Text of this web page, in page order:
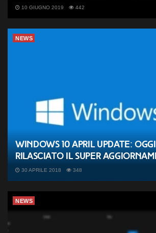
10 GIUGNO 2019 442
NEWS
Windows 10 April Update:
rilasciato il super
30 APRILE 2018 348
NEWS